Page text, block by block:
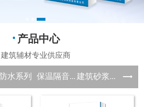
产品中心
防水系列 保温隔音... 建筑砂浆... 界面